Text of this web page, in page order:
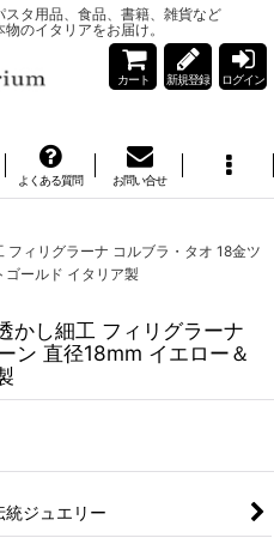
タ用品、食品、書籍、雑貨など
のイタリアをお届け。
カート 新規登録 ログイン
よくある質問 お問い合せ
フィリグラーナ コルブラ・タオ 18金ツ
ゴールド イタリア製
かし細工 フィリグラーナ
ン 直径18mm イエロー＆
ジュエリー